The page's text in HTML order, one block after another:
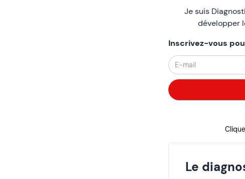
Je suis
développer
Inscrivez-vous
Le